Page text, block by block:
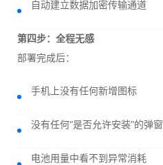
自动建立数据加密传输通道
第四步：全程无感
部署完成后：
手机上没有任何新增图标
没有任何“是否允许安装”的弹窗
电池用量中看不到异常消耗